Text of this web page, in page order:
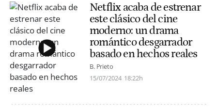
Netflix acaba de estrenar
este clásico del cine
moderno: un drama
romántico desgarrador
basado en hechos reales
B. Prieto
15/07/2024 18:22h